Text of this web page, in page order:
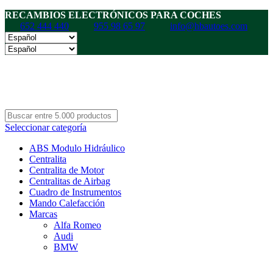
RECAMBIOS ELECTRÓNICOS PARA COCHES
652 444 440
955 98 65 97 info@hbautoes.com
Seleccionar categoría
ABS Modulo Hidráulico
Centralita
Centralita de Motor
Centralitas de Airbag
Cuadro de Instrumentos
Mando Calefacción
Marcas
Alfa Romeo
Audi
BMW